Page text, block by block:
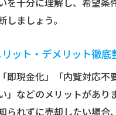
しましょう。
ット・デメリット徹底
即現金化」「内覧対応不
」などのメリットがあり
られずに売却したい場合